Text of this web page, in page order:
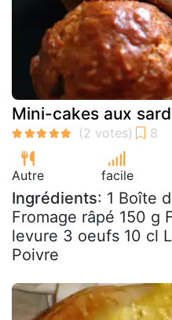
Mini-cakes aux
Autre facile
Ingrédients: 1 Boîte
Fromage râpé 150 g
levure 3 oeufs 10 cl
Poivre